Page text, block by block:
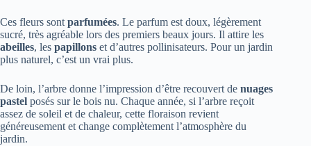
Ces fleurs sont parfumées. Le parfum est doux, légèrement
sucré, très agréable lors des premiers beaux jours. Il attire les
abeilles, les papillons et d’autres pollinisateurs. Pour un jardin
plus naturel, c’est un vrai plus.
De loin, l’arbre donne l’impression d’être recouvert de nuages
pastel posés sur le bois nu. Chaque année, si l’arbre reçoit
assez de soleil et de chaleur, cette floraison revient
généreusement et change complètement l’atmosphère du
jardin.